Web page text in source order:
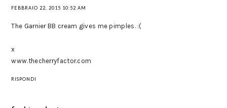
FEBBRAIO 22, 2015 10:52 AM
The Garnier BB cream gives me pimples. :(
x
www.thecherryfactor.com
RISPONDI